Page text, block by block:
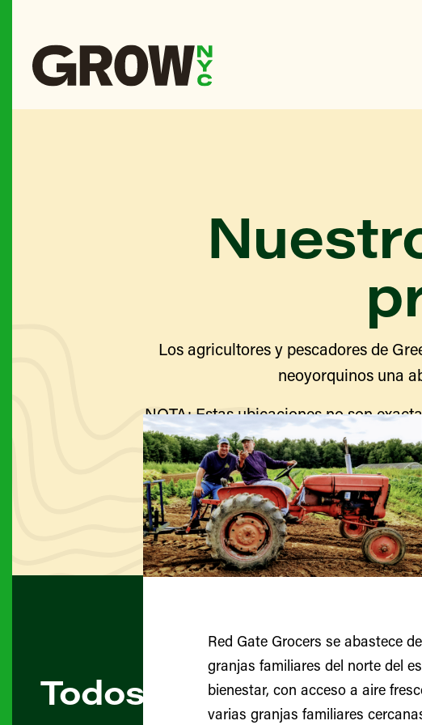
Los agricultores y pescadores de
neoyorquinos una
NOTA: Estas ubicaciones no son
Visite el sitio web de cada granja
Todos los
Red Gate Grocers se abastece
granjas familiares del norte del
bienestar, con acceso a aire
varias granjas familiares